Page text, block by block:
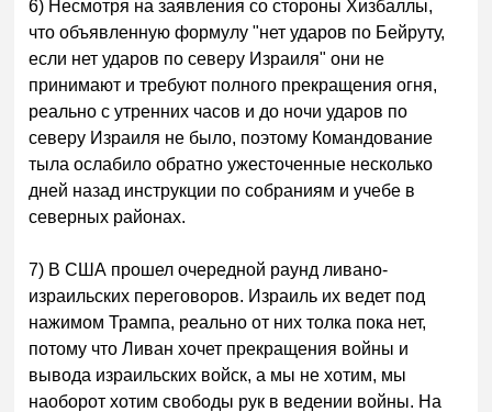
6) Несмотря на заявления со стороны Хизбаллы,
что объявленную формулу "нет ударов по Бейруту,
если нет ударов по северу Израиля" они не
принимают и требуют полного прекращения огня,
реально с утренних часов и до ночи ударов по
северу Израиля не было, поэтому Командование
тыла ослабило обратно ужесточенные несколько
дней назад инструкции по собраниям и учебе в
северных районах.
7) В США прошел очередной раунд ливано-
израильских переговоров. Израиль их ведет под
нажимом Трампа, реально от них толка пока нет,
потому что Ливан хочет прекращения войны и
вывода израильских войск, а мы не хотим, мы
наоборот хотим свободы рук в ведении войны. На